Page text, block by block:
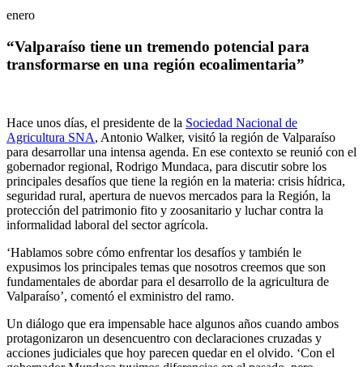
enero
“Valparaíso tiene un tremendo potencial para
transformarse en una región ecoalimentaria”
Hace unos días, el presidente de la Sociedad Nacional de
Agricultura SNA, Antonio Walker, visitó la región de Valparaíso
para desarrollar una intensa agenda. En ese contexto se reunió con el
gobernador regional, Rodrigo Mundaca, para discutir sobre los
principales desafíos que tiene la región en la materia: crisis hídrica,
seguridad rural, apertura de nuevos mercados para la Región, la
protección del patrimonio fito y zoosanitario y luchar contra la
informalidad laboral del sector agrícola.
‘Hablamos sobre cómo enfrentar los desafíos y también le
expusimos los principales temas que nosotros creemos que son
fundamentales de abordar para el desarrollo de la agricultura de
Valparaíso’, comentó el exministro del ramo.
Un diálogo que era impensable hace algunos años cuando ambos
protagonizaron un desencuentro con declaraciones cruzadas y
acciones judiciales que hoy parecen quedar en el olvido. ‘Con el